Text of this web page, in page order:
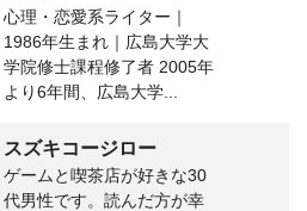
心理・恋愛系ライター｜
1986年生まれ｜広島大学大
学院修士課程修了者 2005年
より6年間、広島大学...
スズキコージロー
ゲームと喫茶店が好きな30
代男性です。読んだ方が幸